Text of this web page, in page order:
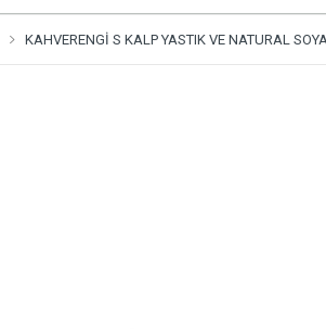
KAHVERENGI S KALP YASTIK VE NATURAL